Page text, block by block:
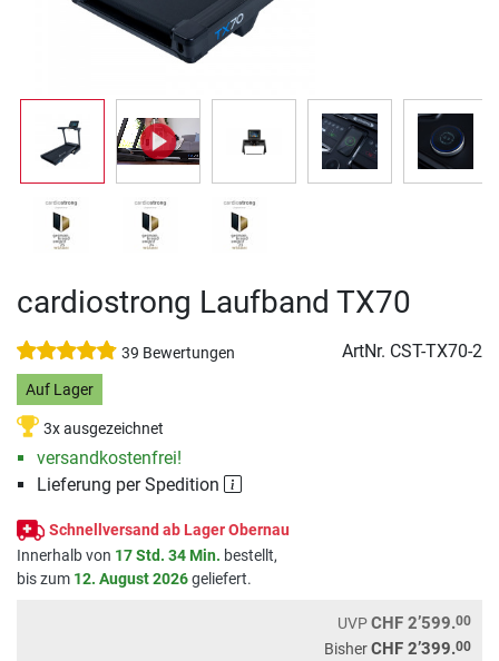
cardiostrong Laufband TX70
39 Bewertungen ArtNr. CST-TX70-2
Auf Lager
3x ausgezeichnet
versandkostenfrei!
Lieferung per Spedition
Schnellversand ab Lager Obernau
Innerhalb von 17 Std. 34 Min. bestellt,
bis zum 12. August 2026geliefert.
UVPCHF 2’599.00
BisherCHF 2’399.00